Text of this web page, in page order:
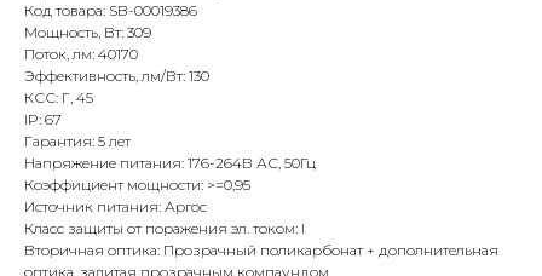
Код товара: SB-00019386
Мощность, Вт: 309
Поток, лм: 40170
Эффективность, лм/Вт: 130
КСС: Г, 45
IP: 67
Гарантия: 5 лет
Напряжение питания: 176-264В АС, 50Гц
Коэффициент мощности: >=0,95
Источник питания: Аргос
Класс защиты от поражения эл. током: I
Вторичная оптика: Прозрачный поликарбонат + дополнительная
оптика, залитая прозрачным компаундом